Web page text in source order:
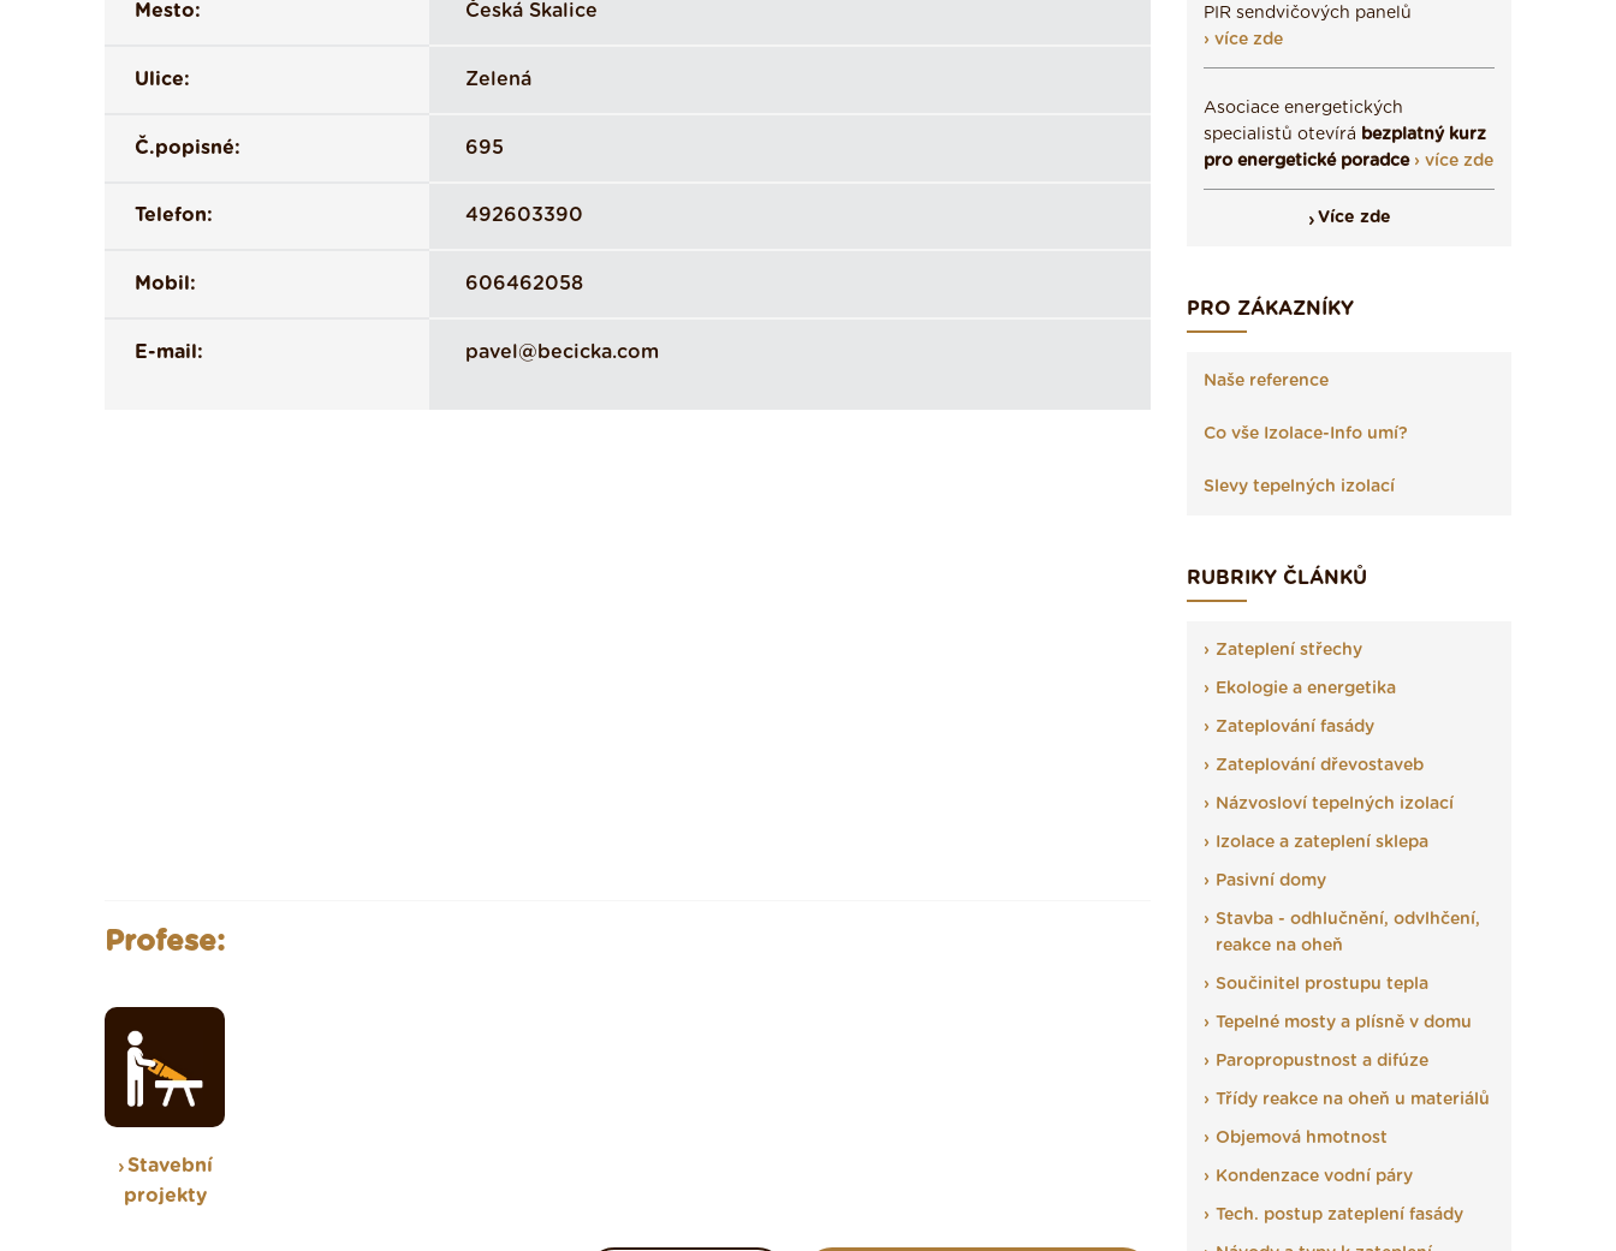
Mesto: Česká Skalice
Ulice: Zelená
Č.popisné: 695
Telefon: 492603390
Mobil: 606462058
E-mail: pavel@becicka.com
Profese:
Stavební
projekty
PIR sendvičových panelů
› více zde
Asociace energetických
specialistů otevírá bezplatný kurz
pro energetické poradce › více zde
Více zde
PRO ZÁKAZNÍKY
Naše reference
Co vše Izolace-Info umí?
Slevy tepelných izolací
RUBRIKY ČLÁNKŮ
Zateplení střechy
Ekologie a energetika
Zateplování fasády
Zateplování dřevostaveb
Názvosloví tepelných izolací
Izolace a zateplení sklepa
Pasivní domy
Stavba - odhlučnění, odvlhčení,
reakce na oheň
Součinitel prostupu tepla
Tepelné mosty a plísně v domu
Paropropustnost a difúze
Třídy reakce na oheň u materiálů
Objemová hmotnost
Kondenzace vodní páry
Tech. postup zateplení fasády